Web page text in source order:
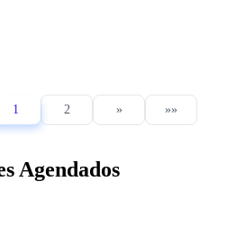
1 2 » »»
Agendados